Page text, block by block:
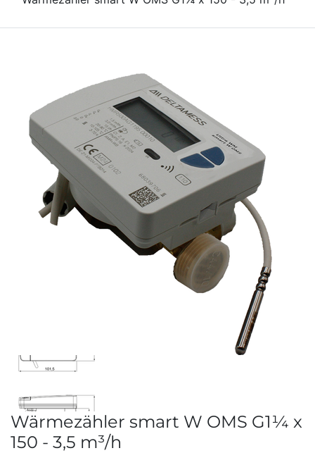
Wärmezähler smart W OMS G1¼ x
150 - 3,5 m³/h